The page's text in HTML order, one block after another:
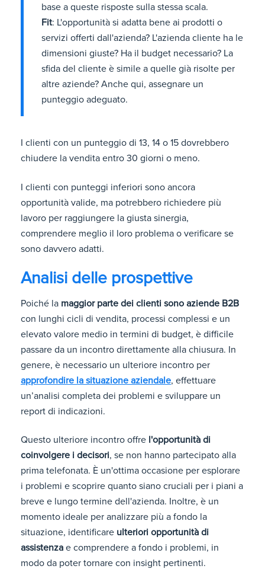
base a queste risposte sulla stessa scala.
Fit: L'opportunità si adatta bene ai prodotti o
servizi offerti dall'azienda? L'azienda cliente ha le
dimensioni giuste? Ha il budget necessario? La
sfida del cliente è simile a quelle già risolte per
altre aziende? Anche qui, assegnare un
punteggio adeguato.
I clienti con un punteggio di 13, 14 o 15 dovrebbero
chiudere la vendita entro 30 giorni o meno.
I clienti con punteggi inferiori sono ancora
opportunità valide, ma potrebbero richiedere più
lavoro per raggiungere la giusta sinergia,
comprendere meglio il loro problema o verificare se
sono davvero adatti.
Analisi delle prospettive
Poiché la maggior parte dei clienti sono aziende B2B
con lunghi cicli di vendita, processi complessi e un
elevato valore medio in termini di budget, è difficile
passare da un incontro direttamente alla chiusura. In
genere, è necessario un ulteriore incontro per
approfondire la situazione aziendale, effettuare
un’analisi completa dei problemi e sviluppare un
report di indicazioni.
Questo ulteriore incontro offre l'opportunità di
coinvolgere i decisori, se non hanno partecipato alla
prima telefonata. È un'ottima occasione per esplorare
i problemi e scoprire quanto siano cruciali per i piani a
breve e lungo termine dell'azienda. Inoltre, è un
momento ideale per analizzare più a fondo la
situazione, identificare ulteriori opportunità di
assistenza e comprendere a fondo i problemi, in
modo da poter tornare con insight pertinenti.